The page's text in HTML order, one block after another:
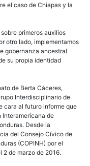
el caso de Chiapas y la
primeros auxilios
otro lado, implementamos
gobernanza ancestral
su propia identidad
de Berta Cáceres,
Interdisciplinario de
cara al futuro informe que
Interamericana de
Desde la
del Consejo Cívico de
(COPINH) por el
2 de marzo de 2016.